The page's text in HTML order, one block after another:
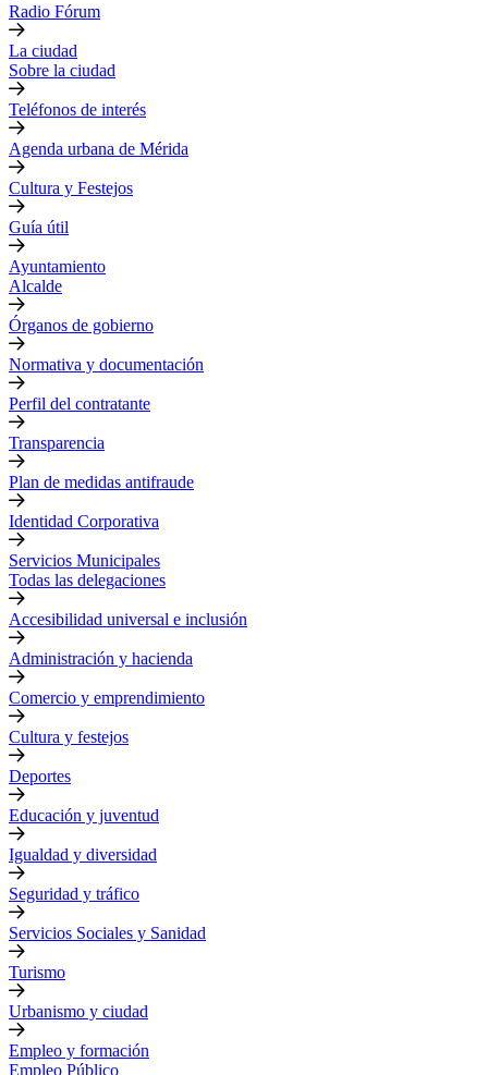
Radio Fórum
La ciudad
Sobre la ciudad
Teléfonos de interés
Agenda urbana de Mérida
Cultura y Festejos
Guía útil
Ayuntamiento
Alcalde
Órganos de gobierno
Normativa y documentación
Perfil del contratante
Transparencia
Plan de medidas antifraude
Identidad Corporativa
Servicios Municipales
Todas las delegaciones
Accesibilidad universal e inclusión
Administración y hacienda
Comercio y emprendimiento
Cultura y festejos
Deportes
Educación y juventud
Igualdad y diversidad
Seguridad y tráfico
Servicios Sociales y Sanidad
Turismo
Urbanismo y ciudad
Empleo y formación
Empleo Público